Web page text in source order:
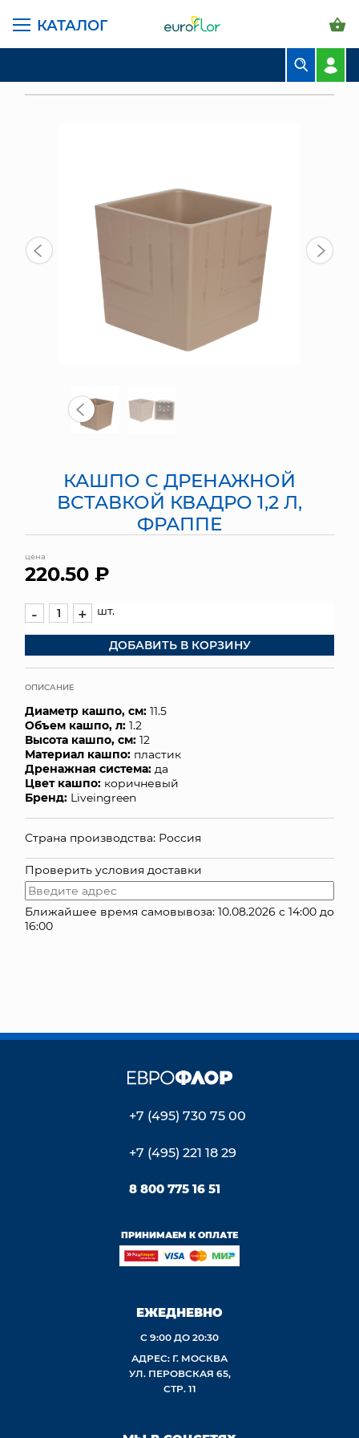
КАТАЛОГ
КОМНАТНЫЕ РАСТЕНИЯ
ВАЗЫ
КОРЗИНЫ
СУНДУКИ
ИСКУССТВЕННЫЕ ЦВЕТЫ
ТОРГОВЫЙ ЦЕНТР
ОПТОВЫМ КЛИЕНТАМ
ДОСТАВКА И ОПЛАТА
ГЛАВНАЯ СТРАНИЦА КАТАЛОГ
ГОРШКИ И КАШПО
КАШПО С ДРЕНАЖНОЙ
ВСТАВКОЙ КВАДРО 1,2 Л,
ФРАППЕ
цена
220.50 ₽
- + шт.
ДОБАВИТЬ В КОРЗИНУ
ОПИСАНИЕ
Диаметр кашпо, см: 11.5
Объем кашпо, л: 1.2
Высота кашпо, см: 12
Материал кашпо: пластик
Дренажная система: да
Цвет кашпо: коричневый
Бренд: Liveingreen
Страна производства: Россия
Проверить условия доставки
Ближайшее время самовывоза: 10.08.2026 с 14:00 до
16:00
+7 (495) 730 75 00
+7 (495) 221 18 29
8 800 775 16 51
ПРИНИМАЕМ К ОПЛАТЕ
ЕЖЕДНЕВНО
С 9:00 ДО 20:30
АДРЕС: Г. МОСКВА
УЛ. ПЕРОВСКАЯ 65,
СТР. 11